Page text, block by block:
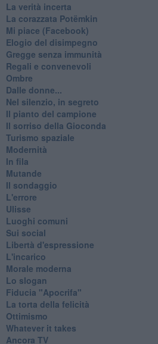
La verità incerta
La corazzata Potëmkin
Mi piace (Facebook)
Elogio del disimpegno
Gregge senza immunità
Regali e convenevoli
Ombre
Dalle donne...
Nel silenzio, in segreto
Il pianto del campione
Il sorriso della Gioconda
Turismo spaziale
Modernità
In fila
Mutande
Il sondaggio
L'errore
Ulisse
Luoghi comuni
Sui social
Libertà d'espressione
L'incarico
Morale moderna
Lo slogan
Fiducia "Apocrifa"
La torta della felicità
Ottimismo
Whatever it takes
Ancora TV